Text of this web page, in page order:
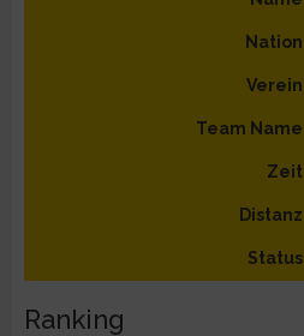
Nation
Verein
Team Name
Zeit
Distanz
Status
Ranking